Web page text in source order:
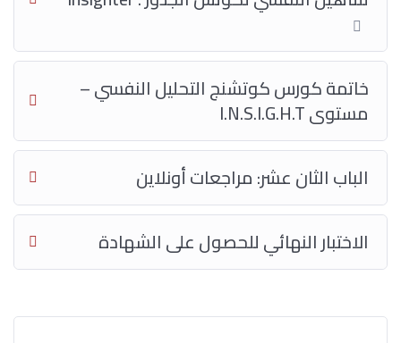
خاتمة كورس كوتشنج التحليل النفسي –
مستوى I.N.S.I.G.H.T
الباب الثان عشر: مراجعات أونلاين
الاختبار النهائي للحصول على الشهادة